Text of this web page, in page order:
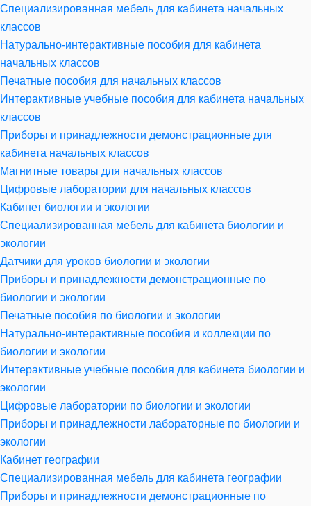
Специализированная мебель для кабинета начальных
классов
Натурально-интерактивные пособия для кабинета
начальных классов
Печатные пособия для начальных классов
Интерактивные учебные пособия для кабинета начальных
классов
Приборы и принадлежности демонстрационные для
кабинета начальных классов
Магнитные товары для начальных классов
Цифровые лаборатории для начальных классов
Кабинет биологии и экологии
Специализированная мебель для кабинета биологии и
экологии
Датчики для уроков биологии и экологии
Приборы и принадлежности демонстрационные по
биологии и экологии
Печатные пособия по биологии и экологии
Натурально-интерактивные пособия и коллекции по
биологии и экологии
Интерактивные учебные пособия для кабинета биологии и
экологии
Цифровые лаборатории по биологии и экологии
Приборы и принадлежности лабораторные по биологии и
экологии
Кабинет географии
Специализированная мебель для кабинета географии
Приборы и принадлежности демонстрационные по